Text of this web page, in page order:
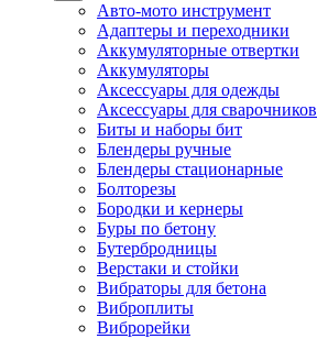
Авто-мото инструмент
Адаптеры и переходники
Аккумуляторные отвертки
Аккумуляторы
Аксессуары для одежды
Аксессуары для сварочников
Биты и наборы бит
Блендеры ручные
Блендеры стационарные
Болторезы
Бородки и кернеры
Буры по бетону
Бутербродницы
Верстаки и стойки
Вибраторы для бетона
Виброплиты
Виброрейки